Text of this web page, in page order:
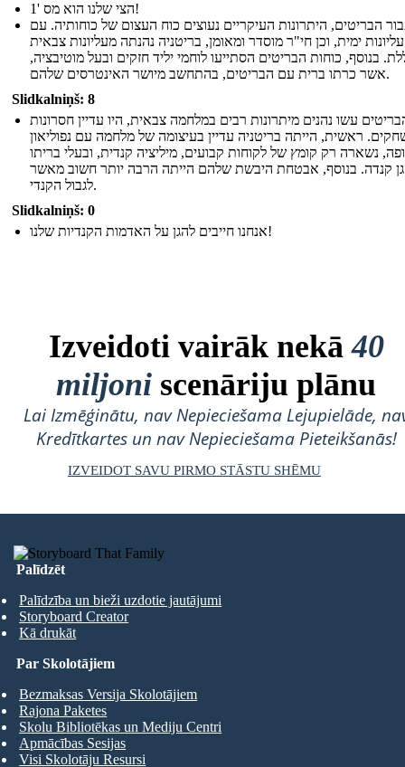
הצי שלנו הוא מס '1!
הבריטים, היתרונות העיקריים נעוצים כוח העצום של כוחותיה. עם
עליונות ימית, וכן חי"ר מוסדר ומאומן, בריטניה נהנתה מעליונות צבאית
בנוסף, כוחות הבריטים הסתייעו לוחמי יליד חזקים ובעל מוטיבציה,
אשר כרתו ברית עם הבריטים, בהתחשב מיושר האינטרסים שלהם.
Slidkalniņš: 8
עשו נהנים מיתרונות רבים במלחמה צבאית, היו עדיין חסרונות
ראשית, הייתה בריטניה עדיין בעיצומה של מלחמה עם נפוליאון
נשארה רק קומץ של לקוחות קבועים, מיליציה קנדית, ובעלי בריתו
קנדה. בנוסף, אבטחת היבשת שלהם הייתה הרבה יותר חשוב מאשר
לגבול הקנדי.
Slidkalniņš: 0
אנחנו חייבים להגן על האדמות הקנדיות שלנו!
Izveidoti vairāk nekā40
miljoni scenāriju plānu
Lai Izmēģinātu, nav Nepieciešama Lejupielāde,
Kredītkartes un nav Nepieciešama Pieteikšanās!
IZVEIDOT SAVU PIRMO STĀSTU SHĒMU
Palīdzēt
Palīdzība un bieži uzdotie jautājumi
Storyboard Creator
Kā drukāt
Par Skolotājiem
Bezmaksas Versija Skolotājiem
Rajona Paketes
Skolu Bibliotēkas un Mediju Centri
Apmācības Sesijas
Visi Skolotāju Resursi